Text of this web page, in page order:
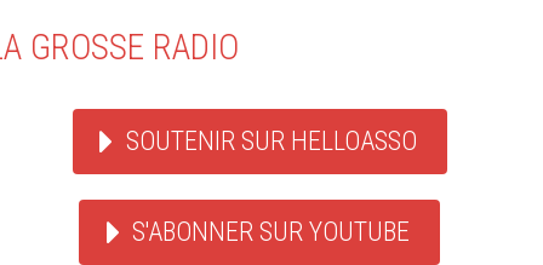
GROSSE RADIO
SOUTENIR SUR HELLOASSO
S'ABONNER SUR YOUTUBE